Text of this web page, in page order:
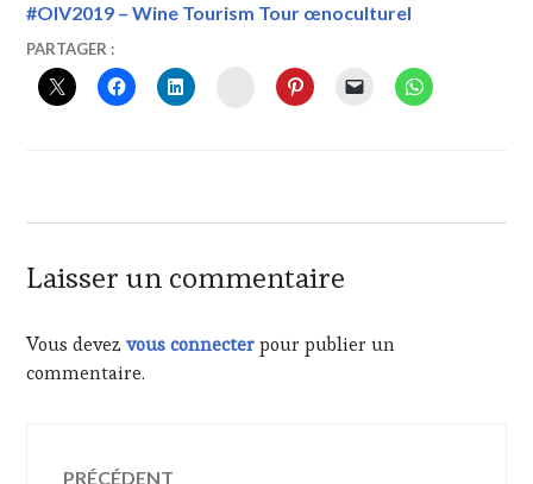
#OIV2019 – Wine Tourism Tour œnoculturel
9
JUILLET
2019
VINTOURISME
42ND
WORLD
CONGRESS
MURISIER,
GENÈVE
SUISSE
SWITZERLAND
WINE
PARTAGER :
INSTAGRAM
Laisser un commentaire
Vous devezvous connecterpour publier un
commentaire.
Navigation
PRÉCÉDENT